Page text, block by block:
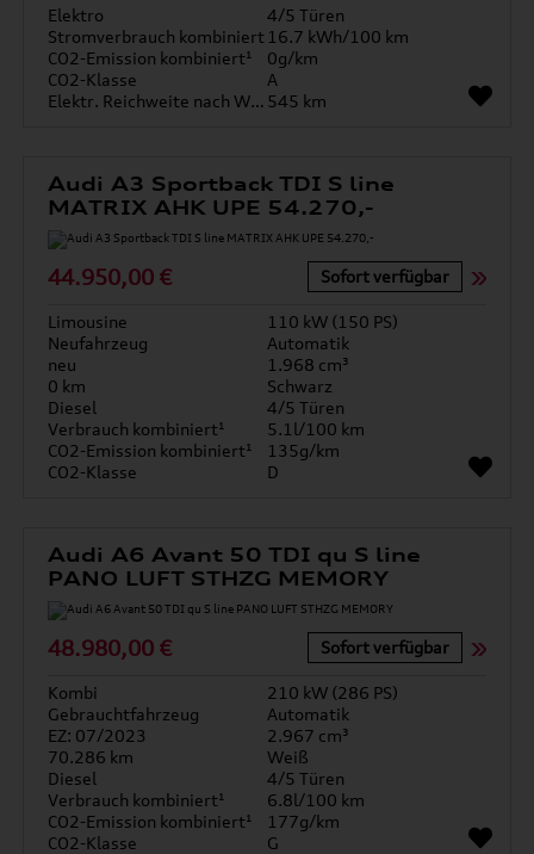
Elektro
4/5 Türen
Stromverbrauch kombiniert 16.7 kWh/100 km
CO2-Emission kombiniert¹
0g/km
CO2-Klasse
A
Elektr. Reichweite nach WLTP* 545 km
Audi A3 Sportback TDI S line
MATRIX AHK UPE 54.270,-
44.950,00 € Sofort verfügbar
Limousine
110 kW (150 PS)
Neufahrzeug
Automatik
neu
1.968 cm³
0 km
Schwarz
Diesel
4/5 Türen
Verbrauch kombiniert¹
5.1l/100 km
CO2-Emission kombiniert¹
135g/km
CO2-Klasse
D
Audi A6 Avant 50 TDI qu S line
PANO LUFT STHZG MEMORY
48.980,00 € Sofort verfügbar
Kombi
210 kW (286 PS)
Gebrauchtfahrzeug
Automatik
EZ: 07/2023
2.967 cm³
70.286 km
Weiß
Diesel
4/5 Türen
Verbrauch kombiniert¹
6.8l/100 km
CO2-Emission kombiniert¹
177g/km
CO2-Klasse
G